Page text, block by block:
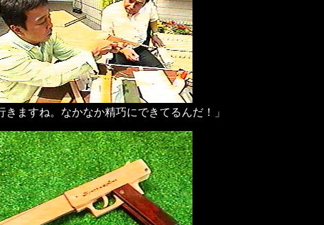
ますね。なかなか精巧にできてるんだ！」